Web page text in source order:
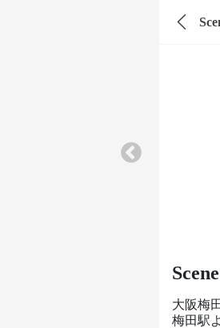
大阪梅
梅田駅